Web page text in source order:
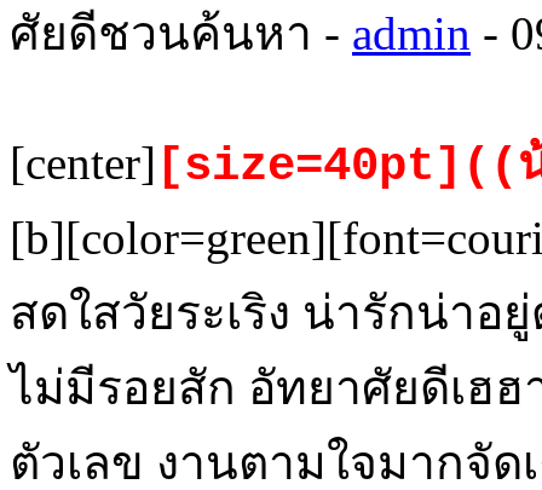
ศัยดีชวนค้นหา - admin -
[center] [size=40pt]((
สดใสวัยระเริง น่ารักน่าอ
ไม่มีรอยสัก อัทยาศัยดีเฮ
ตัวเลข งานตามใจมากจั